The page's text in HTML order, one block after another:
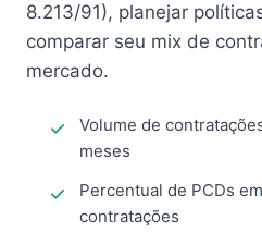
8.213/91), planejar
comparar seu mix de
mercado.
Volume de
meses
Percentual de PCDs
contratações